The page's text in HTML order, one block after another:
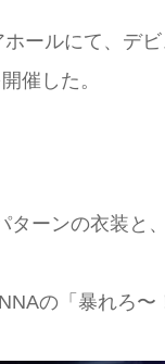
ールにて、デ
催した。
ーンの衣装と
の「暴れろ〜